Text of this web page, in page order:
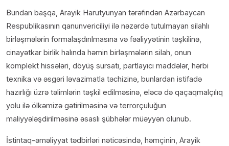
Bundan başqa, Arayik Harutyunyan tərəfindən Azərbaycan
Respublikasının qanunvericiliyi ilə nəzərdə tutulmayan silahlı
birləşmələrin formalaşdırılmasına və fəaliyyətinin təşkilinə,
cinayətkar birlik halında həmin birləşmələrin silah, onun
komplekt hissələri, döyüş sursatı, partlayıcı maddələr, hərbi
texnika və əsgəri ləvazimatla təchizinə, bunlardan istifadə
hazırlığı üzrə təlimlərin təşkil edilməsinə, eləcə də qaçaqmalçılıq
yolu ilə ölkəmizə gətirilməsinə və terrorçuluğun
maliyyələşdirilməsinə əsaslı şübhələr müəyyən olunub.
İstintaq-əməliyyat tədbirləri nəticəsində, həmçinin, Arayik